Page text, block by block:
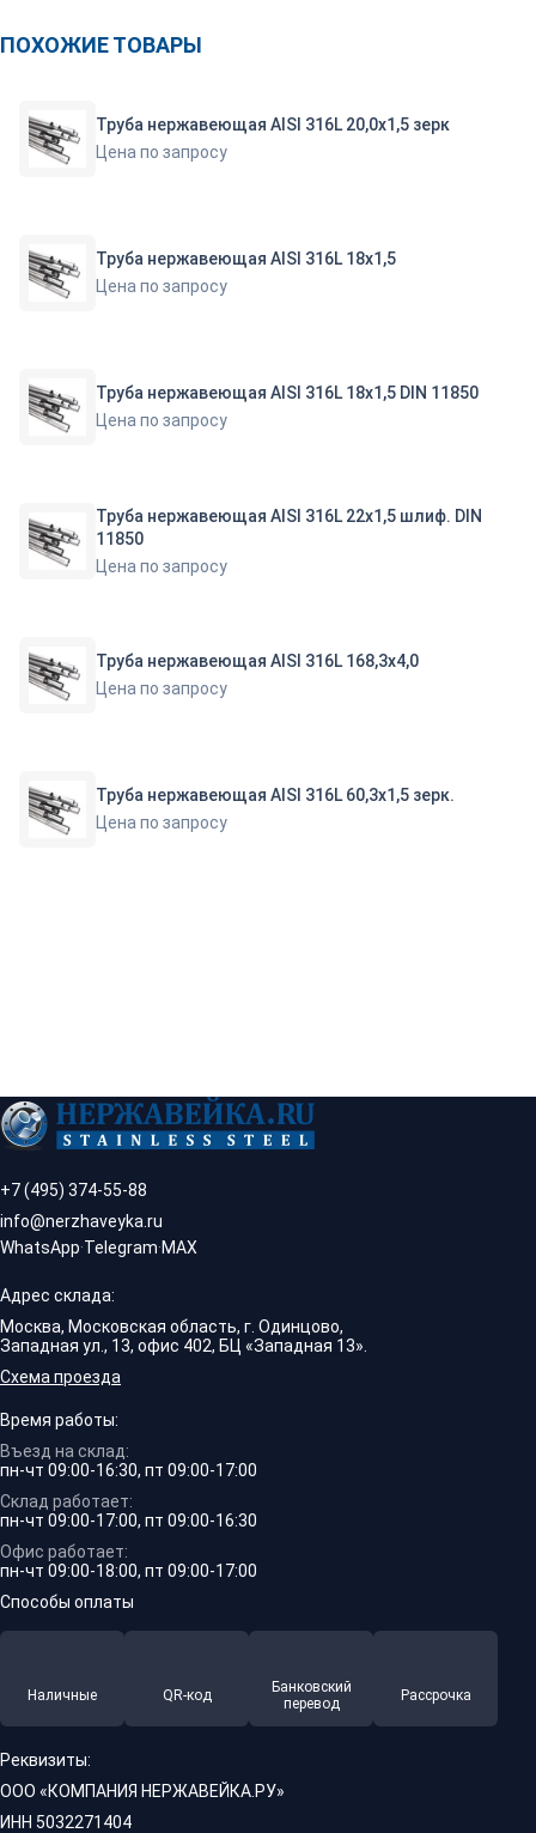
ПОХОЖИЕ ТОВАРЫ
Труба нержавеющая AISI 316L 20,0х1,5 зерк
Цена по запросу
Труба нержавеющая AISI 316L 18х1,5
Цена по запросу
Труба нержавеющая AISI 316L 18х1,5 DIN 11850
Цена по запросу
Труба нержавеющая AISI 316L 22х1,5 шлиф. DIN
11850
Цена по запросу
Труба нержавеющая AISI 316L 168,3х4,0
Цена по запросу
Труба нержавеющая AISI 316L 60,3х1,5 зерк.
Цена по запросу
+7 (495) 374-55-88
info@nerzhaveyka.ru
WhatsApp·Telegram·MAX
Адрес склада:
Москва, Московская область, г. Одинцово,
Западная ул., 13, офис 402, БЦ «Западная 13».
Схема проезда
Время работы:
Въезд на склад:
пн-чт 09:00-16:30, пт 09:00-17:00
Склад работает:
пн-чт 09:00-17:00, пт 09:00-16:30
Офис работает:
пн-чт 09:00-18:00, пт 09:00-17:00
Способы оплаты
Наличные QR-код
Банковский
перевод
Рассрочка
Реквизиты:
ООО «КОМПАНИЯ НЕРЖАВЕЙКА.РУ»
ИНН 5032271404